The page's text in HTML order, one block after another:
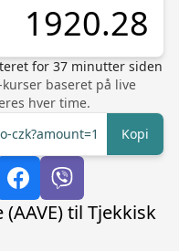
for 37 minutter siden
baseret på live
hver time.
czk?amount=1
Kopi
til Tjekkisk